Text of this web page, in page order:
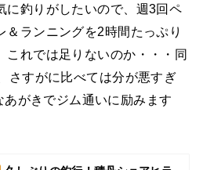
に釣りがしたいので、週3回ペ
＆ランニングを2時間たっぷり
これでは足りないのか・・・同
さすがに比べては分が悪すぎ
あがきでジム通いに励みます